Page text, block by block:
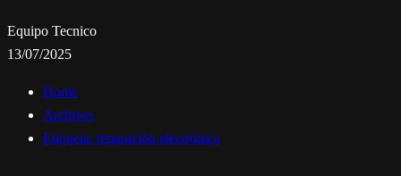
Equipo Tecnico
13/07/2025
Home
Archives
Etiqueta: reparación electrónica